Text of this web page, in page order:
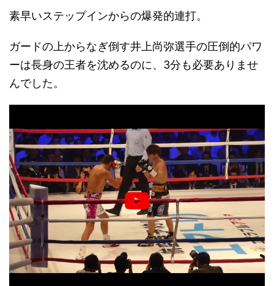
素早いステップインからの爆発的連打。
ガードの上からなぎ倒す井上尚弥選手の圧倒的パワ
ーは長身の王者を沈めるのに、3分も必要ありませ
んでした。